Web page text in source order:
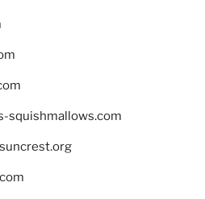
squishmallows.com